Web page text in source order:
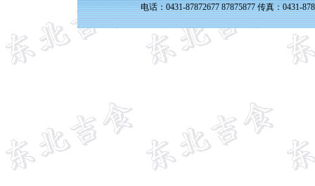
电话：0431-87872677 87875877 传真：0431-